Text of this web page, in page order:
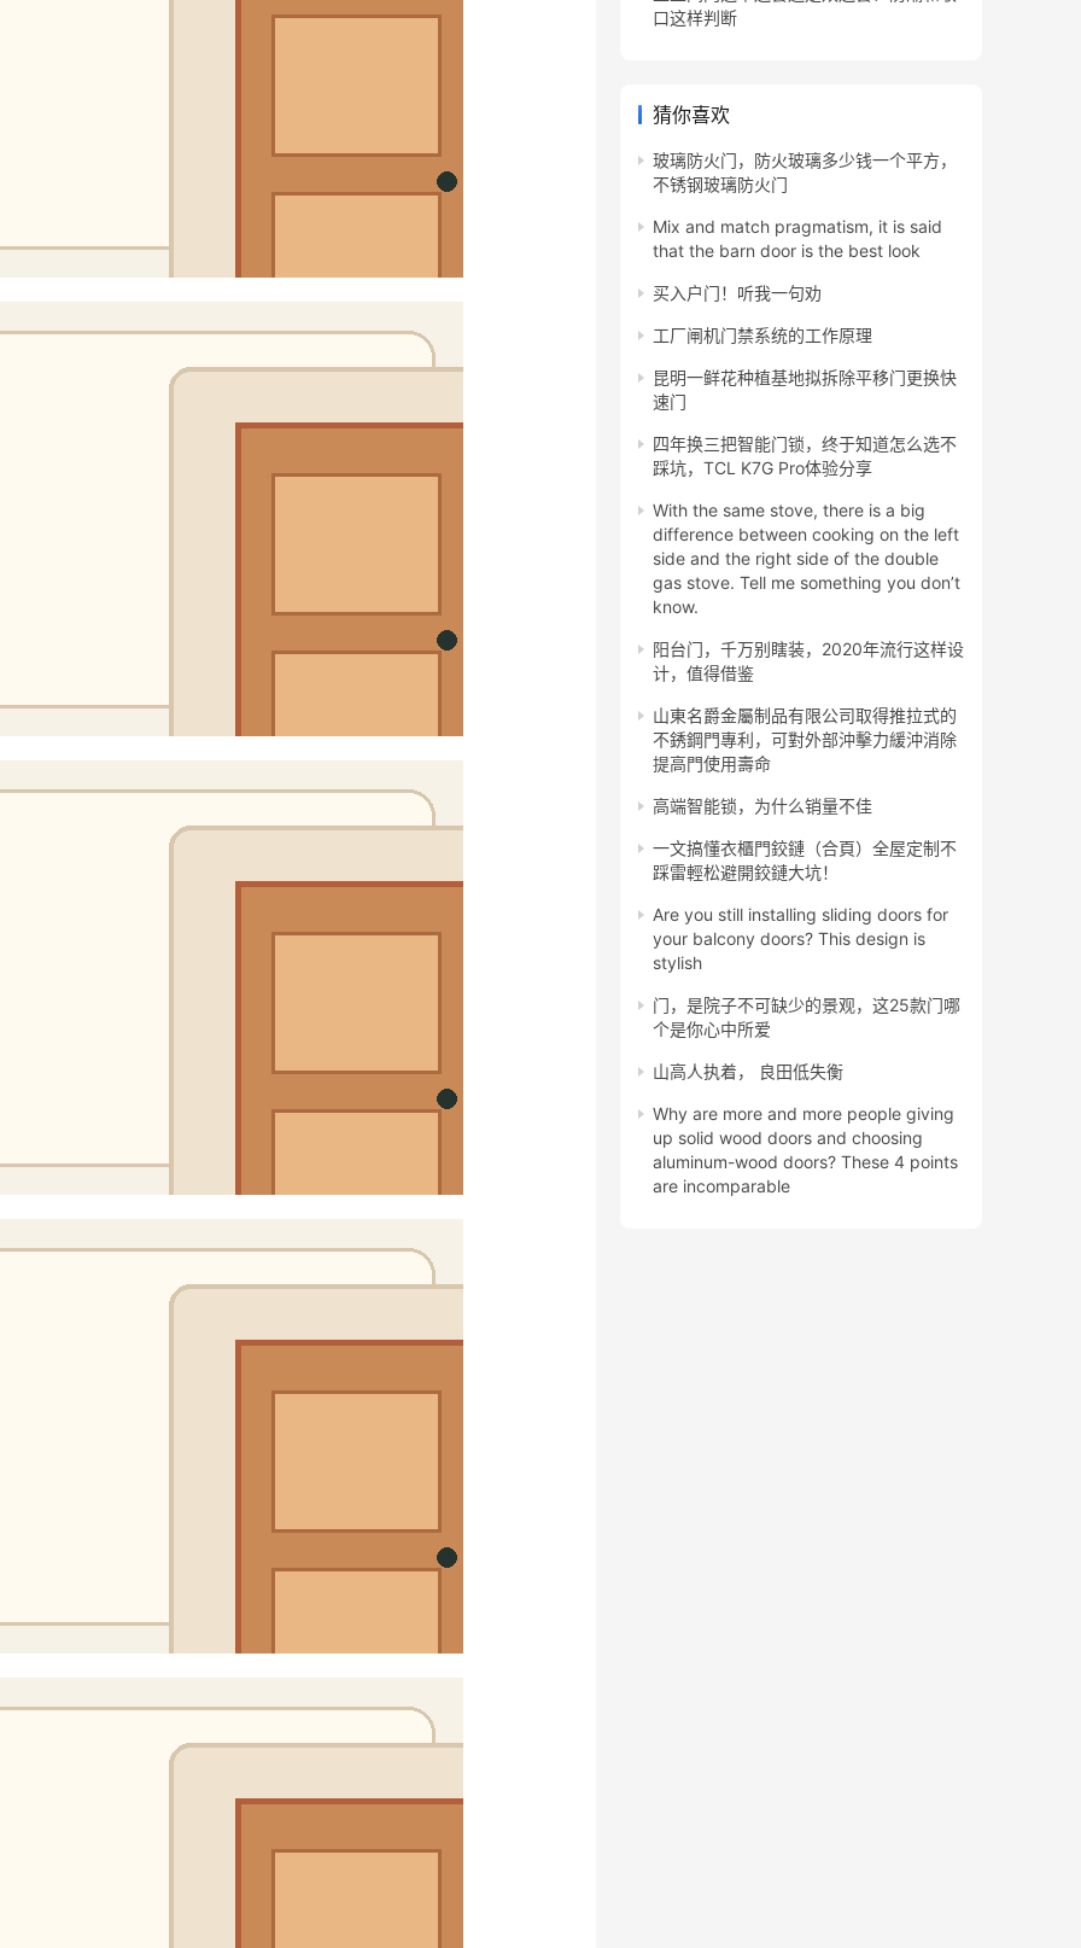
口这样判断
猜你喜欢
玻璃防火门，防火玻璃多少钱一个平方，
不锈钢玻璃防火门
Mix and match pragmatism, it is said
that the barn door is the best look
买入户门！听我一句劝
工厂闸机门禁系统的工作原理
昆明一鲜花种植基地拟拆除平移门更换快
速门
四年换三把智能门锁，终于知道怎么选不
踩坑，TCL K7G Pro体验分享
With the same stove, there is a big
difference between cooking on the left
side and the right side of the double
gas stove. Tell me something you don’t
know.
阳台门，千万别瞎装，2020年流行这样设
计，值得借鉴
山東名爵金屬制品有限公司取得推拉式的
不銹鋼門專利，可對外部沖擊力緩沖消除
提高門使用壽命
高端智能锁，为什么销量不佳
一文搞懂衣櫃門鉸鏈（合頁）全屋定制不
踩雷輕松避開鉸鏈大坑！
Are you still installing sliding doors for
your balcony doors? This design is
stylish
门，是院子不可缺少的景观，这25款门哪
个是你心中所爱
山高人执着， 良田低失衡
Why are more and more people giving
up solid wood doors and choosing
aluminum-wood doors? These 4 points
are incomparable